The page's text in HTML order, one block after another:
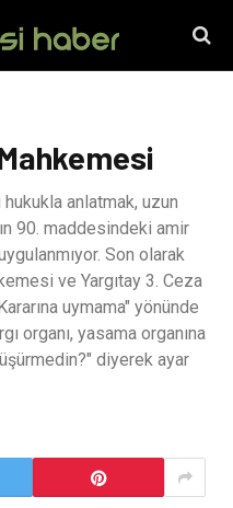
hukukla anlatmak, uzun
90. maddesindeki amir
Son olarak
ve Yargıtay 3. Ceza
uymama" yönünde
organı, yasama organına
diyerek ayar